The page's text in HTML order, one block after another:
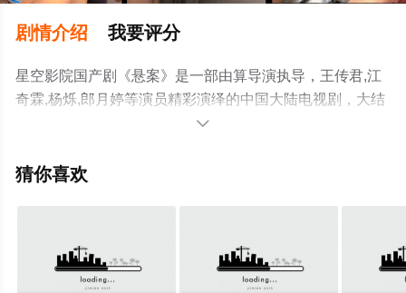
剧情介绍 我要评分
星空影院国产剧《悬案》是一部由算导演执导，王传君,江
奇霖,杨烁,郎月婷等演员精彩演绎的中国大陆电视剧，大结
局剧情已揭晓（1-1全集），手机免费观看高清无删减完整
电视剧、电视猫或剧情网等平台了解。

猜你喜欢